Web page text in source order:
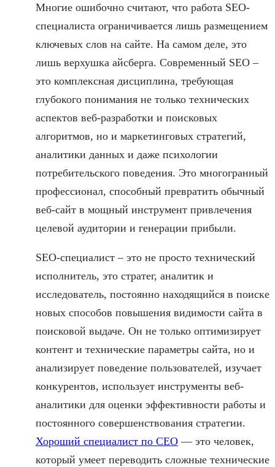
Многие ошибочно считают, что работа SEO-
специалиста ограничивается лишь размещением
ключевых слов на сайте. На самом деле, это
лишь верхушка айсберга. Современный SEO –
это комплексная дисциплина, требующая
глубокого понимания не только технических
аспектов веб-разработки и поисковых
алгоритмов, но и маркетинговых стратегий,
аналитики данных и даже психологии
потребительского поведения. Это многогранный
профессионал, способный превратить обычный
веб-сайт в мощный инструмент привлечения
целевой аудитории и генерации прибыли.
SEO-специалист – это не просто технический
исполнитель, это стратег, аналитик и
исследователь, постоянно находящийся в поиске
новых способов повышения видимости сайта в
поисковой выдаче. Он не только оптимизирует
контент и технические параметры сайта, но и
анализирует поведение пользователей, изучает
конкурентов, использует инструменты веб-
аналитики для оценки эффективности работы и
постоянного совершенствования стратегии.
Хороший специалист по СЕО — это человек,
который умеет переводить сложные технические